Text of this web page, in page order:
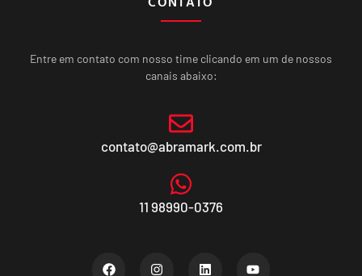
Entre em contato com nosso time clicando em um de nossos
canais abaixo:
contato@abramark.com.br
11 98990-0376